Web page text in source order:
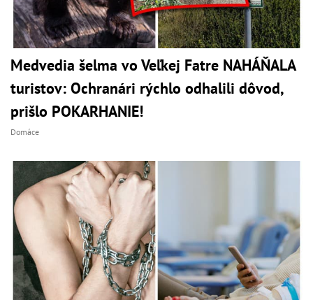
Medvedia šelma vo Veľkej Fatre NAHÁŇALA
turistov: Ochranári rýchlo odhalili dôvod,
prišlo POKARHANIE!
Domáce